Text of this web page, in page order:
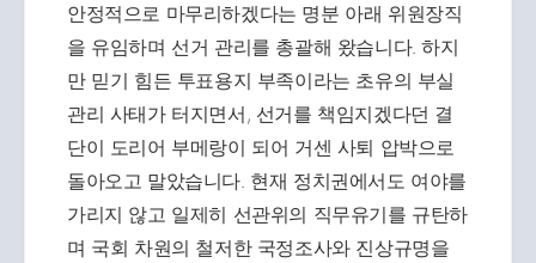
안정적으로 마무리하겠다는 명분 아래 위원장직
을 유임하며 선거 관리를 총괄해 왔습니다. 하지
만 믿기 힘든 투표용지 부족이라는 초유의 부실
관리 사태가 터지면서, 선거를 책임지겠다던 결
단이 도리어 부메랑이 되어 거센 사퇴 압박으로
돌아오고 말았습니다. 현재 정치권에서도 여야를
가리지 않고 일제히 선관위의 직무유기를 규탄하
며 국회 차원의 철저한 국정조사와 진상규명을